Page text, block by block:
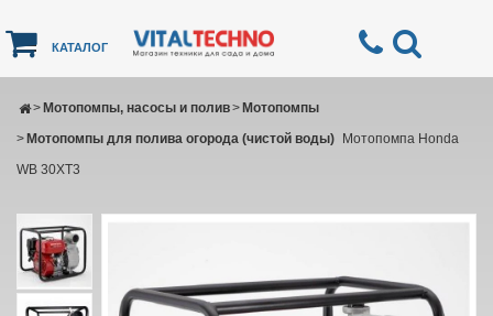
КАТАЛОГ
Мотопомпы, насосы и полив
> Мотопомпы
>
Мотопомпы для полива огорода (чистой воды)
>
Мотопомпа Honda
WB 30XT3